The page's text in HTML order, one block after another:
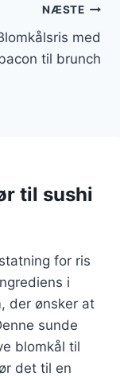
NÆSTE
med
til brunch
til sushi
for ris
i
der ønsker at
sunde
blomkål til
det til en